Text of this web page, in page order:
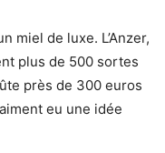
miel de luxe. L’Anzer,
plus de 500 sortes
près de 300 euros
eu une idée